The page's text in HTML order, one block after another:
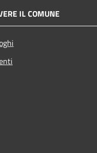
IL COMUNE